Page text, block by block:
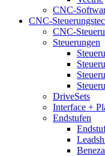
CNC-
CNC-
CNC-
Steuerungen
DriveSets
Interface +
Endstufen